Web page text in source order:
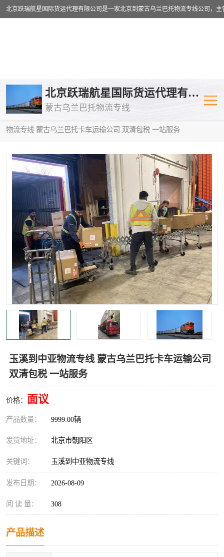
北京跃瑞航星国际货运代理有限公司
蒙古乌兰巴托物流专线
物流专线 蒙古乌兰巴托卡车运输公司 双清包税 一站服务
玉溪到中亚物流专线 蒙古乌兰巴托卡车运输公司
双清包税 一站服务
价格： 面议
产品数量： 9999.00辆
发货地址： 北京市朝阳区
关键词： 玉溪到中亚物流专线
发布日期： 2026-08-09
阅 读 量： 308
产品描述
乌兰巴托物流专线 乌兰巴托铁
乌兰巴托公路运输
中欧班列 欧洲铁路运输
蒙古乌兰巴托双清包税 蒙古乌兰巴
蒙古乌兰巴托空运专线 蒙古乌兰巴
蒙古乌兰巴托汽运专线 英国铁路
中亚铁路运输